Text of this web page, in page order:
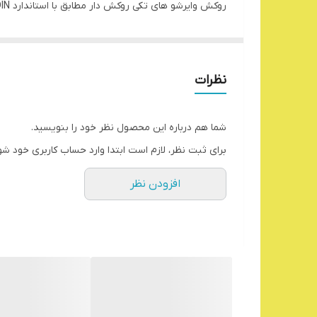
روکش وایرشو های تکی روکش دار مطابق با استاندارد DIN می باشد. بسته 100عددی میباشد
تعداد در جعبه 1000عدد
تعداد در کارتن 12000عدد
نظرات
شما هم درباره این محصول نظر خود را بنویسید.
برای ثبت نظر، لازم است ابتدا وارد حساب کاربری خود
افزودن نظر